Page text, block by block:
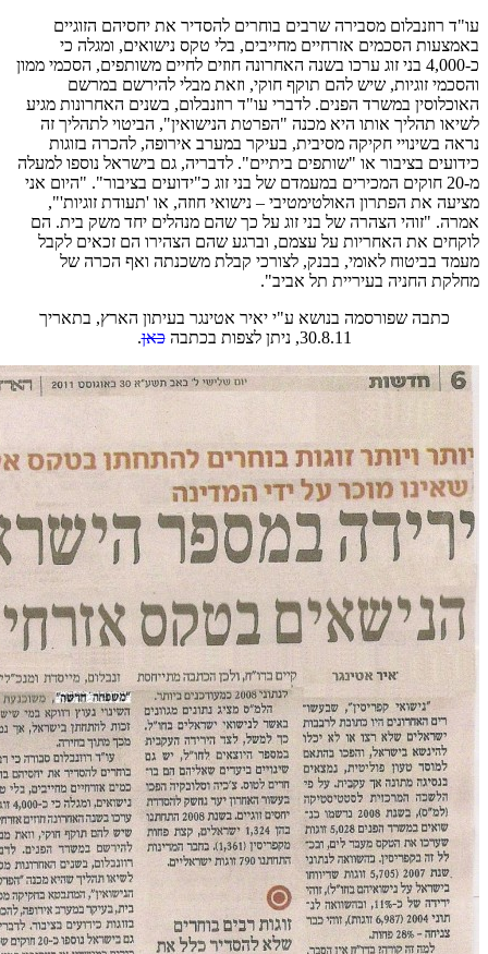
עו"ד רוזנבלום מסבירה שרבים בוחרים להסדיר את יחסיהם הזוגיים
באמצעות הסכמים אזרחיים מחייבים, בלי טקס נישואים, ומגלה כי
כ-4,000 בני זוג ערכו בשנה האחרונה חוזים לחיים משותפים, הסכמי ממון
והסכמי זוגיות, שיש להם תוקף חוקי, וזאת מבלי להירשם במרשם
האוכלוסין במשרד הפנים. לדברי עו"ד רוזנבלום, בשנים האחרונות מגיע
לשיאו תהליך אותו היא מכנה "הפרטת הנישואין", הביטוי לתהליך זה
נראה בשינויי חקיקה מסיבית, בעיקר במערב אירופה, להכרה בזוגות
כידועים בציבור או "שותפים ביתיים". לדבריה, גם בישראל נוספו למעלה
מ-20 חוקים המכירים במעמדם של בני זוג כ"ידועים בציבור". "היום אני
מציעה את הפתרון האולטימטיבי – נישואי חוזה, או 'תעודת זוגיות'",
אמרה. "זוהי הצהרה של בני זוג על כך שהם מנהלים יחד משק בית. הם
לוקחים את האחריות על עצמם, וברגע שהם הצהירו הם זכאים לקבל
מעמד בביטוח לאומי, בבנק, לצורכי קבלת משכנתה ואף הכרה של
מחלקת החניה בעיריית תל אביב".
כתבה שפורסמה בנושא ע"י יאיר אטינגר בעיתון הארץ, בתאריך
30.8.11, ניתן לצפות בכתבה
כאן.